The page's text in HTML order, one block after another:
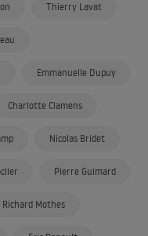
Thierry Lavat
Emmanuelle Dupuy
Charlotte Clamens
Nicolas Bridet
Pierre Guimard
Richard Mothes